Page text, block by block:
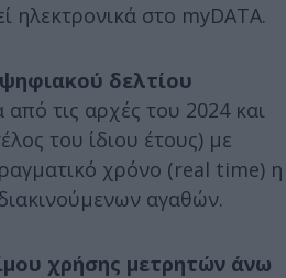
ηλεκτρονικά στο myDATA.
δελτίου
από τις αρχές του 2024 και
του ίδιου έτους) με
χρόνο (real time) η
αγαθών.
χρήσης μετρητών άνω